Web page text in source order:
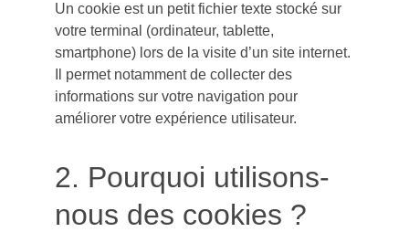
Un cookie est un petit fichier texte stocké sur
votre terminal (ordinateur, tablette,
smartphone) lors de la visite d’un site internet.
Il permet notamment de collecter des
informations sur votre navigation pour
améliorer votre expérience utilisateur.
2. Pourquoi utilisons-
nous des cookies ?